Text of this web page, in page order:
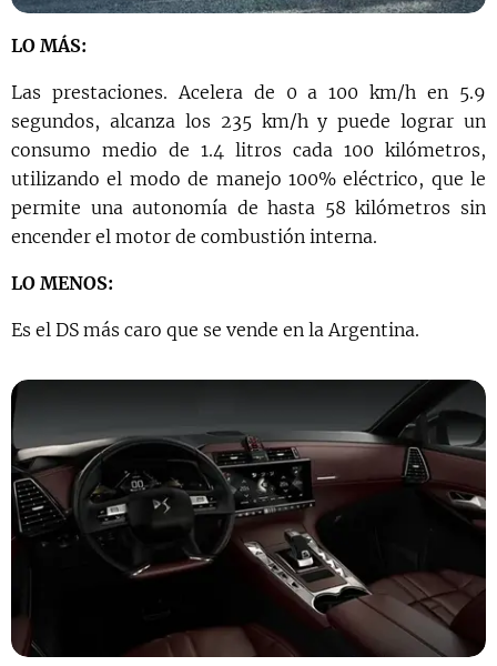
LO MÁS:
Las prestaciones. Acelera de 0 a 100 km/h en 5.9
segundos, alcanza los 235 km/h y puede lograr un
consumo medio de 1.4 litros cada 100 kilómetros,
utilizando el modo de manejo 100% eléctrico, que le
permite una autonomía de hasta 58 kilómetros sin
encender el motor de combustión interna.
LO MENOS:
Es el DS más caro que se vende en la Argentina.